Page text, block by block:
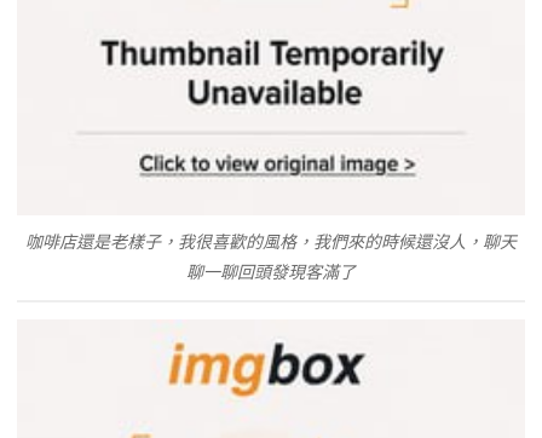
咖啡店還是老樣子，我很喜歡的風格，我們來的時候還沒人，聊天
聊一聊回頭發現客滿了